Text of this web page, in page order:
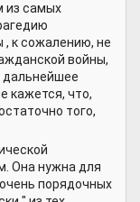
из самых
, к сожалению, не
войны,
дальнейшее
кажется, что,
того,
Она нужна для
порядочных